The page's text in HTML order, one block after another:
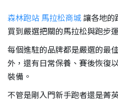
森林跑站 馬拉松商城 讓各地
買到嚴選把關的馬拉松與跑步
每個進駐的品牌都是嚴選的最
外，還有日常保養、賽後恢復
裝備。
不管是剛入門新手跑者還是菁